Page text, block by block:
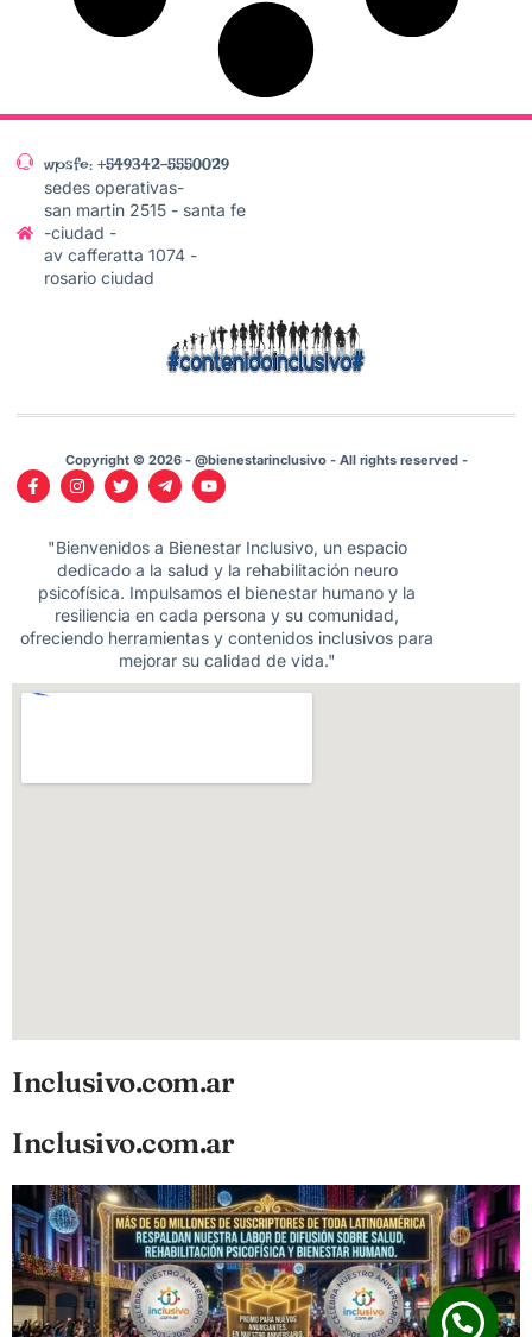
wpsfe: +549342-5550029
sedes operativas-
san martin 2515 - santa fe
-ciudad -
av cafferatta 1074 -
rosario ciudad
Copyright © 2026 - @bienestarinclusivo - All rights reserved -
"Bienvenidos a Bienestar Inclusivo, un espacio
dedicado a la salud y la rehabilitación neuro
psicofísica. Impulsamos el bienestar humano y la
resiliencia en cada persona y su comunidad,
ofreciendo herramientas y contenidos inclusivos para
mejorar su calidad de vida."
Inclusivo.com.ar
Inclusivo.com.ar